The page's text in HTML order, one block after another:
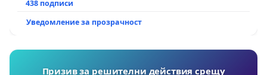
438 подписи
Уведомление за прозрачност
Призив за решителни действия срещу